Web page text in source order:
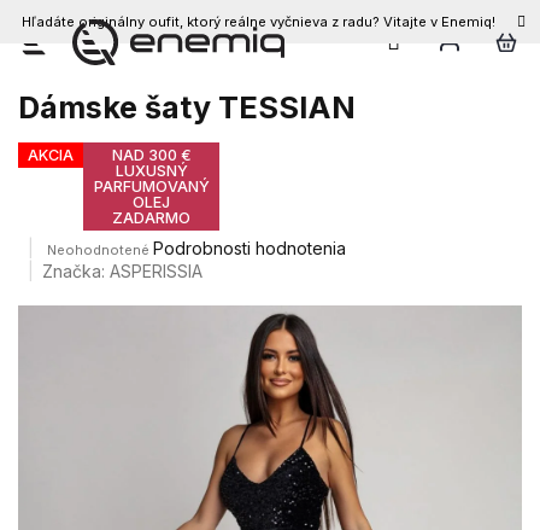
Prejsť
obsah
Hľadáte originálny oufit, ktorý reálne vyčnieva z radu? Vitajte v Enemiq!
Dámske šaty TESSIAN
AKCIA
NAD 300 €
LUXUSNÝ
PARFUMOVANÝ
OLEJ
ZADARMO
Priemerné
hodnotenie
Neohodnotené Podrobnosti hodnotenia
Značka:ASPERISSIA